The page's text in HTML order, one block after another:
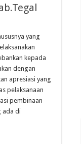
yang
kepada
dengan
apresiasi yang
pelaksanaan
pembinaan
ada di